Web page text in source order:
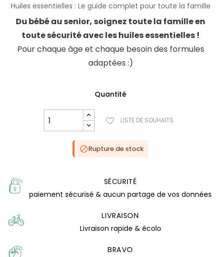
Huiles essentielles : Le guide complet pour toute la famille
Du bébé au senior, soignez toute la famille en
toute sécurité avec les huiles essentielles !
Pour chaque âge et chaque besoin des formules
adaptées :)
Quantité
LISTE DE SOUHAITS
Rupture de stock
SÉCURITÉ
paiement sécurisé & aucun partage de vos données
LIVRAISON
Livraison rapide & écolo
BRAVO